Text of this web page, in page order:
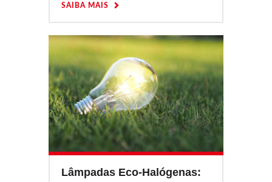
SAIBA MAIS
Lâmpadas Eco-Halógenas: